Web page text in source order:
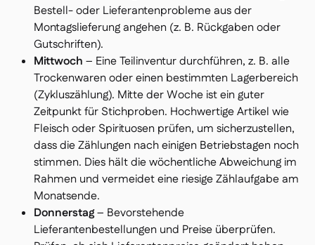
Bestell- oder Lieferantenprobleme aus der
Montagslieferung angehen (z. B. Rückgaben oder
Gutschriften).
Mittwoch – Eine Teilinventur durchführen, z. B. alle
Trockenwaren oder einen bestimmten Lagerbereich
(Zykluszählung). Mitte der Woche ist ein guter
Zeitpunkt für Stichproben. Hochwertige Artikel wie
Fleisch oder Spirituosen prüfen, um sicherzustellen,
dass die Zählungen nach einigen Betriebstagen noch
stimmen. Dies hält die wöchentliche Abweichung im
Rahmen und vermeidet eine riesige Zählaufgabe am
Monatsende.
Donnerstag– Bevorstehende
Lieferantenbestellungen und Preise überprüfen.